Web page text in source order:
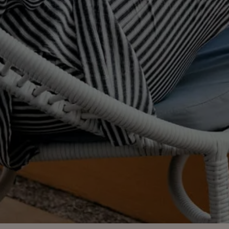
Maximale Teilnehmerzahl: 5.
Nicht umtauschbar / nicht
erstattungsfähig.
Alle angegebenen Informationen können
ohne vorherige Ankündigung geändert
werden.
Alle Preise sind öffentliche Paketpreise,
inklusive Mehrwertsteuer und staatlicher
ZEITPLAN
Jeden Donnerstag und Samstag im
Strandbereich